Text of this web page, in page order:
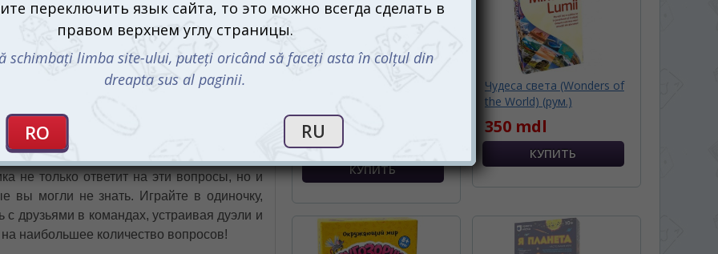
Или почему иглу не тают, даже если
не только ответит на эти вопросы, но и
вы могли не знать. Играйте в одиночку,
с друзьями в командах, устраивая дуэли и
на наибольшее количество вопросов!
History) (рум.)
350 mdl
Чудеса света (Wonders of
the World) (рум.)
350 mdl